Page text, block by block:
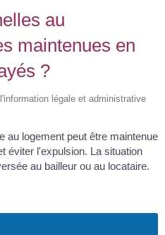
au
maintenues en
?
légale et administrative
au logement peut être maintenue
éviter l'expulsion. La situation
au bailleur ou au locataire.